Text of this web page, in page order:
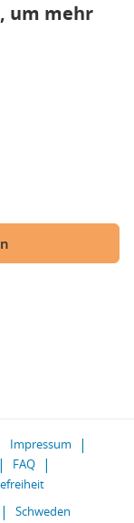
um mehr
Impressum
FAQ
Schweden